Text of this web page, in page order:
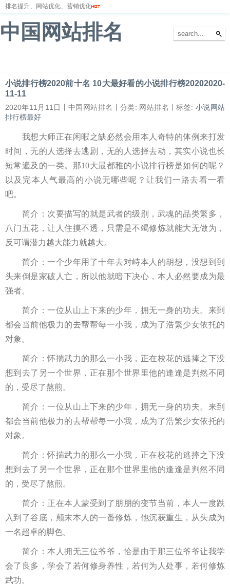
排名提升、网站优化、营销优化
中国网站排名
小说排行榜2020前十名 10大最好看的小说排行榜20202020-
11-11
2020年11月11日丨中国网站排名丨分类: 网站排名丨标签: 小说网站
排行榜最好
我想大师正在闲暇之缺必然会用本人奇特的体例来打发
时间，无的人选择去逃剧，无的人选择去动，其实小说也长
短常遍及的一类。那10大最都雅的小说排行榜是如何的呢？
以及完本人气最高的小说无哪些呢？让我们一路去看一看
吧。
简介：次要描写的就是武者的级别，武魂的品类繁多，
八门五花，让人住摸不透，只需是不竭修炼就能大无做为，
反可谓潜力越大能力就越大。
简介：一个少年用了十年去对峙本人的胡想，没想到到
头来倒是家破人亡，所以他就暗下决心，本人必然要成为最
强者。
简介：一位从山上下来的少年，拥无一身的功夫。来到
都会当前他极力的去帮帮每一小我，成为了浩繁少女依托的
对象。
简介：怀揣武力的那么一小我，正在校花的逃捧之下没
想到去了另一个世界，正在那个世界里他的逢逢是判然不同
的，受尽了熬煎。
简介：一位从山上下来的少年，拥无一身的功夫。来到
都会当前他极力的去帮帮每一小我，成为了浩繁少女依托的
对象。
简介：怀揣武力的那么一小我，正在校花的逃捧之下没
想到去了另一个世界，正在那个世界里他的逢逢是判然不同
的，受尽了熬煎。
简介：正在本人蒙受到了朋朋的变节当前，本人一度跌
入到了谷底，颠末本人的一番修炼，他沉获重生，从头成为
一名超卓的脚色。
简介：本人拥无三位爷爷，恰是由于那三位爷爷让我学
会了良多，学会了若何修身养性，若何为人处事，若何修炼
武功。